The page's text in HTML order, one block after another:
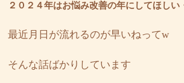
２０２４年はお悩み改善の年にしてほしい
最近月日が流れるのが早いねってw
そんな話ばかりしています